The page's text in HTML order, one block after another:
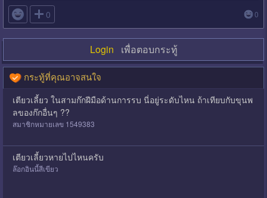
 0 0
Login เพื่อตอบกระทู้
กระทู้ที่คุณอาจสนใจ
เตียวเลี้ยว ในสามก๊กฝีมือด้านการรบ นี่อยู่ระดับไหน ถ้าเทียบกับขุนพ
ลของก๊กอื่นๆ ??
สมาชิกหมายเลข 1549383
เตียวเลี้ยวหายไปไหนครับ
ล๊อกอินนี้สีเขียว